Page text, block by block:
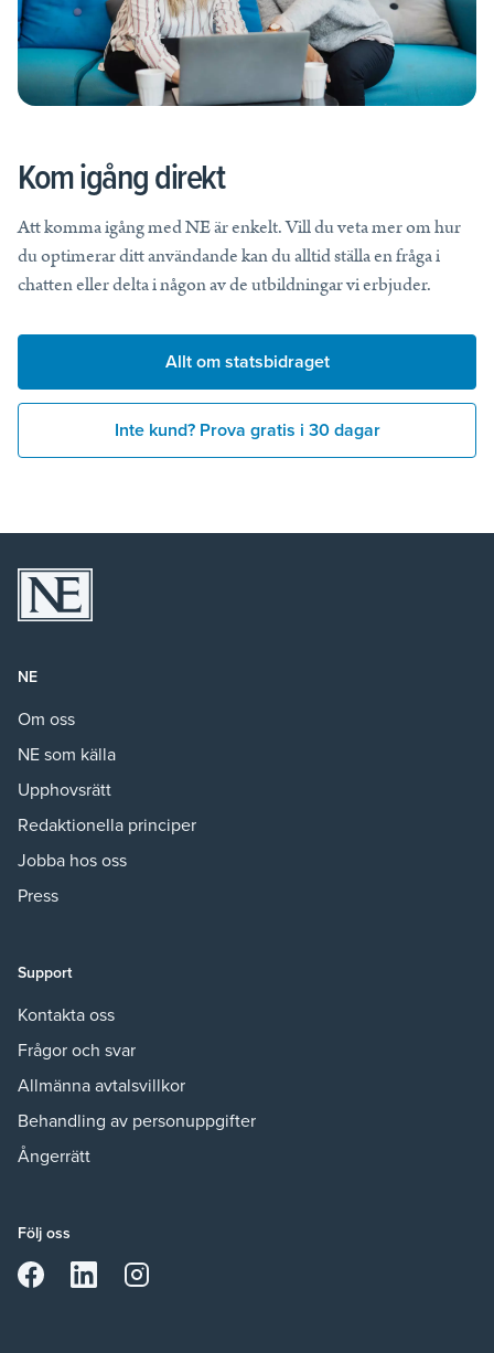
Kom igång direkt
Att komma igång med NE är enkelt. Vill du veta mer om hur
du optimerar ditt användande kan du alltid ställa en fråga i
chatten eller delta i någon av de utbildningar vi erbjuder.
Allt om statsbidraget
Inte kund? Prova gratis i 30 dagar
NE
Om oss
NE som källa
Upphovsrätt
Redaktionella principer
Jobba hos oss
Press
Support
Kontakta oss
Frågor och svar
Allmänna avtalsvillkor
Behandling av personuppgifter
Ångerrätt
Följ oss